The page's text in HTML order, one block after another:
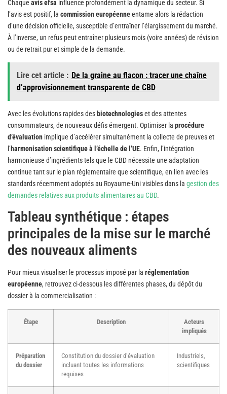
Chaque avis efsa influence profondément la dynamique du secteur. Si
l’avis est positif, la commission européenneentame alors la rédaction
d’une décision officielle, susceptible d’entraîner l’élargissement du marché.
À l’inverse, un refus peut entraîner plusieurs mois (voire années) de révision
ou de retrait pur et simple de la demande.
Lire cet article : De la graine au flacon : tracer une chaîne
d’approvisionnement transparente de CBD
Avec les évolutions rapides des biotechnologieset des attentes
consommateurs, de nouveaux défis émergent. Optimiser la procédure
d’évaluation implique d’accélérer simultanément la collecte de preuves et
l’harmonisation scientifique à l’échelle de l’UE. Enfin, l’intégration
harmonieuse d’ingrédients tels que le CBD nécessite une adaptation
continue tant sur le plan réglementaire que scientifique, en lien avec les
standards récemment adoptés au Royaume-Uni visibles dans la gestion des
demandes relatives aux produits alimentaires au CBD.
Tableau synthétique : étapes
principales de la mise sur le marché
des nouveaux aliments
Pour mieux visualiser le processus imposé par la réglementation
européenne, retrouvez ci-dessous les différentes phases, du dépôt du
dossier à la commercialisation :
Étape Description
Acteurs
impliqués
Préparation
du dossier
Constitution du dossier d’évaluation
incluant toutes les informations
requises
Industriels,
scientifiques